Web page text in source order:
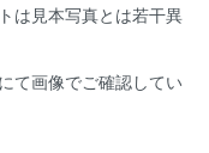
は見本写真とは若干異
て画像でご確認してい